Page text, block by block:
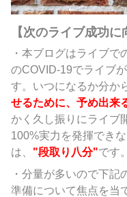
【次のライブ成功に
・本ブログはライブ
のCOVID-19でライブ
す。いつになるか分か
せるために、予め出来
かく久し振りにライブ
100%実力を発揮でき
は、 "段取り八分"です。
・分量が多いので下
準備について焦点を当